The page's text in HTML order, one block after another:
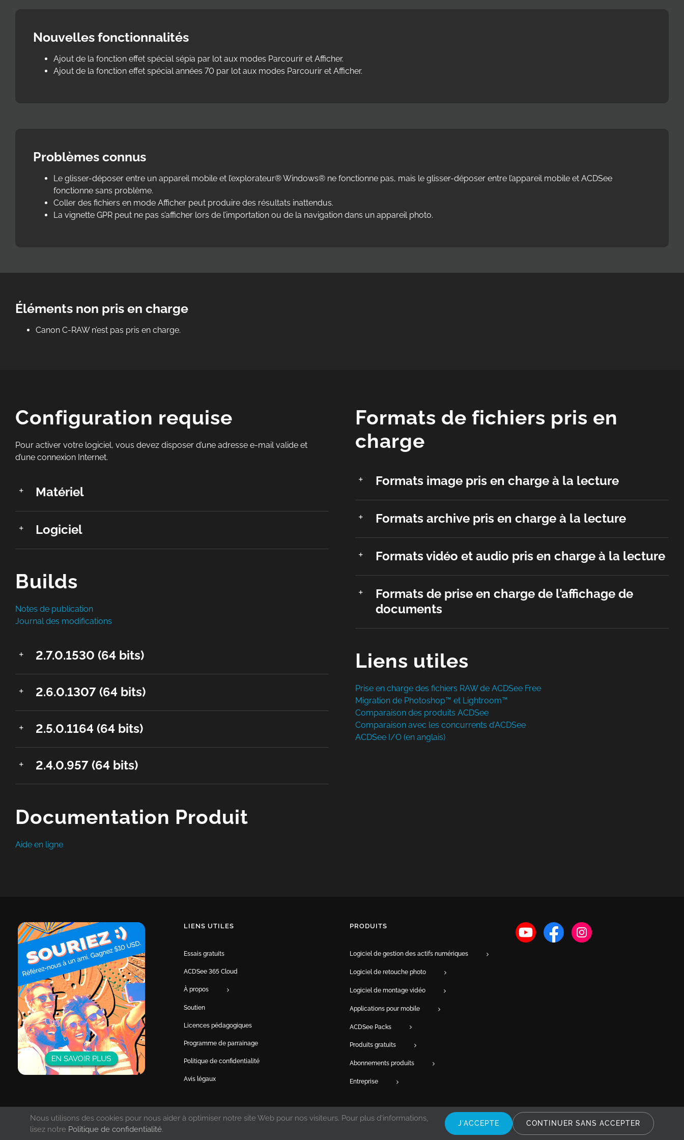
Nouvelles fonctionnalités
Ajout de la fonction effet spécial sépia par lot aux modes Parcourir et Afficher.
Ajout de la fonction effet spécial années 70 par lot aux modes Parcourir et Afficher.
Problèmes connus
Le glisser-déposer entre un appareil mobile et l’explorateur® Windows® ne fonctionne pas, mais le glisser-déposer entre l’appareil mobile et ACDSee
fonctionne sans problème.
Coller des fichiers en mode Afficher peut produire des résultats inattendus.
La vignette GPR peut ne pas s’afficher lors de l’importation ou de la navigation dans un appareil photo.
Éléments non pris en charge
Canon C-RAW n’est pas pris en charge.
Configuration requise
Pour activer votre logiciel, vous devez disposer d’une adresse e-mail valide et
d’une connexion Internet.
Matériel
Logiciel
Builds
Notes de publication
Journal des modifications
2.7.0.1530 (64 bits)
2.6.0.1307 (64 bits)
2.5.0.1164 (64 bits)
2.4.0.957 (64 bits)
Documentation Produit
Aide en ligne
Formats de fichiers pris en
charge
Formats image pris en charge à la lecture
Formats archive pris en charge à la lecture
Formats vidéo et audio pris en charge à la lecture
Formats de prise en charge de l’affichage de
documents
Liens utiles
Prise en charge des fichiers RAW de ACDSee Free
Migration de Photoshop™ et Lightroom™
Comparaison des produits ACDSee
Comparaison avec les concurrents d’ACDSee
ACDSee I/O (en anglais)
LIENS UTILES
Essais gratuits
ACDSee 365 Cloud
À propos
Soutien
Licences pédagogiques
Programme de parrainage
Politique de confidentialité
Avis légaux
PRODUITS
Logiciel de gestion des actifs numériques
Logiciel de retouche photo
Logiciel de montage vidéo
Applications pour mobile
ACDSee Packs
Produits gratuits
Abonnements produits
Entreprise
© Copyright 1993 - 2026 ACD Systems International Inc. | Tous droits réservés. | Protégé par les lois du copyright des États-Unis et du Canada et par des traités internationaux.
Nous utilisons des cookies pour nous aider à optimiser notre site Web pour nos visiteurs. Pour plus d'informations,
lisez notre Politique de confidentialité.
J'ACCEPTE CONTINUER SANS ACCEPTER